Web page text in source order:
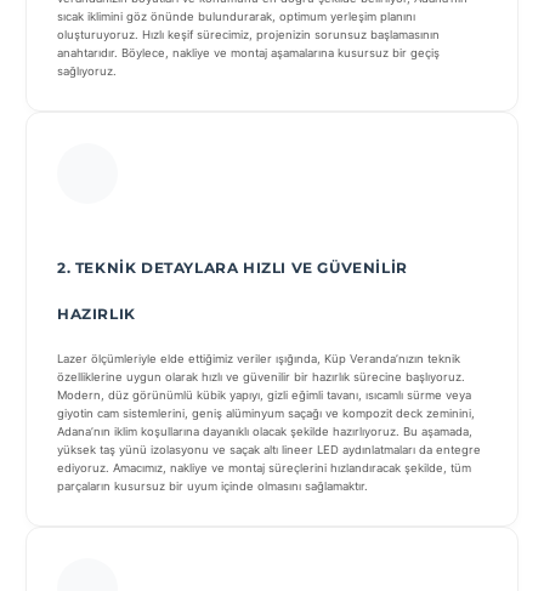
sıcak iklimini göz önünde bulundurarak, optimum yerleşim planını
oluşturuyoruz. Hızlı keşif sürecimiz, projenizin sorunsuz başlamasının
anahtarıdır. Böylece, nakliye ve montaj aşamalarına kusursuz bir geçiş
sağlıyoruz.
2. TEKNIK DETAYLARA HIZLI VE GÜVENILIR
HAZIRLIK
Lazer ölçümleriyle elde ettiğimiz veriler ışığında, Küp Veranda’nızın teknik
özelliklerine uygun olarak hızlı ve güvenilir bir hazırlık sürecine başlıyoruz.
Modern, düz görünümlü kübik yapıyı, gizli eğimli tavanı, ısıcamlı sürme veya
giyotin cam sistemlerini, geniş alüminyum saçağı ve kompozit deck zeminini,
Adana’nın iklim koşullarına dayanıklı olacak şekilde hazırlıyoruz. Bu aşamada,
yüksek taş yünü izolasyonu ve saçak altı lineer LED aydınlatmaları da entegre
ediyoruz. Amacımız, nakliye ve montaj süreçlerini hızlandıracak şekilde, tüm
parçaların kusursuz bir uyum içinde olmasını sağlamaktır.